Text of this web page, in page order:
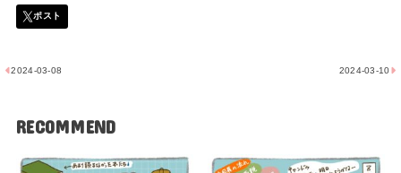
2024-03-10
2024-03-08
RECOMMEND